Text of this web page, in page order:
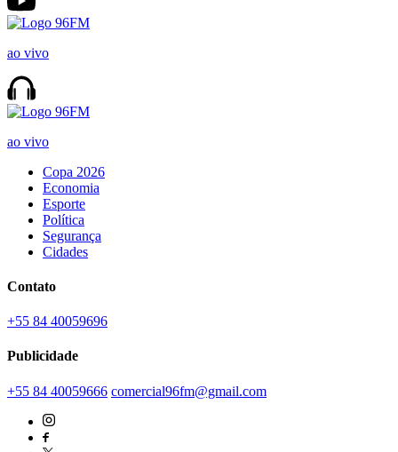
ao vivo
ao vivo
Copa 2026
Economia
Esporte
Política
Segurança
Cidades
Contato
+55 84 40059696
Publicidade
+55 84 40059666 comercial96fm@gmail.com